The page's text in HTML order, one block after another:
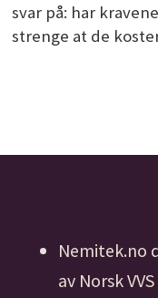
svar på: har
strenge at de
Nemitek.no
av Norsk